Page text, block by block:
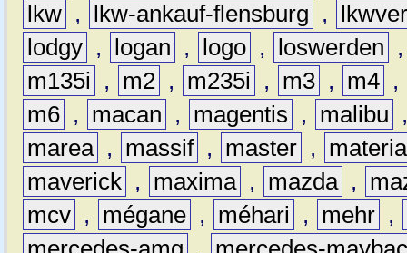
lkw , lkw-ankauf-flensburg ,
lodgy , logan , logo , loswerden
m135i
, m2 , m235i , m3 , m4 ,
m6 , macan , magentis , malibu
marea , massif , master ,
materia
maverick , maxima , mazda ,
mcv , mégane , méhari , mehr ,